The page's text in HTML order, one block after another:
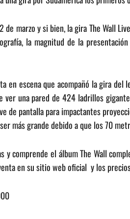
de marzo y si bien, la gira The Wall
la magnitud de la
en escena que acompañó la gira
ver una pared de 424 ladrillos
de pantalla para impactantes
más grande debido a que los 70
y comprende el álbum The Wall
en su sitio web oficial y los